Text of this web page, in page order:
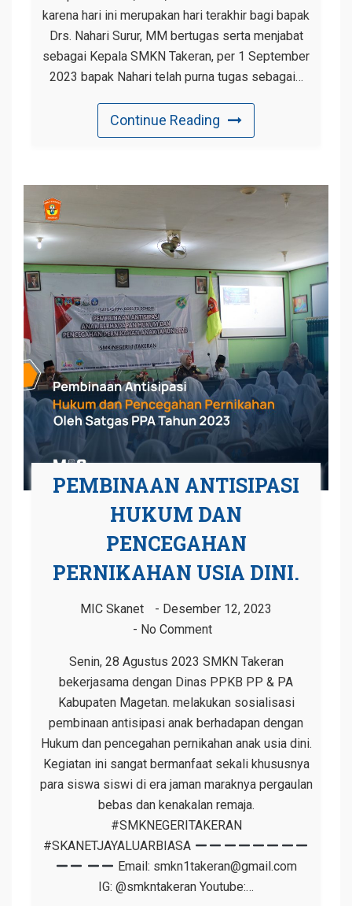
karena hari ini merupakan hari terakhir bagi bapak
Drs. Nahari Surur, MM bertugas serta menjabat
sebagai Kepala SMKN Takeran, per 1 September
2023 bapak Nahari telah purna tugas sebagai…
Continue Reading
PEMBINAAN ANTISIPASI
HUKUM DAN
PENCEGAHAN
PERNIKAHAN USIA DINI.
MIC Skanet
Desember 12, 2023
No Comment
Senin, 28 Agustus 2023 SMKN Takeran
bekerjasama dengan Dinas PPKB PP & PA
Kabupaten Magetan. melakukan sosialisasi
pembinaan antisipasi anak berhadapan dengan
Hukum dan pencegahan pernikahan anak usia dini.
Kegiatan ini sangat bermanfaat sekali khususnya
para siswa siswi di era jaman maraknya pergaulan
bebas dan kenakalan remaja.
#SMKNEGERITAKERAN
#SKANETJAYALUARBIASA
Email: smkn1takeran@gmail.com
IG: @smkntakeran Youtube:…